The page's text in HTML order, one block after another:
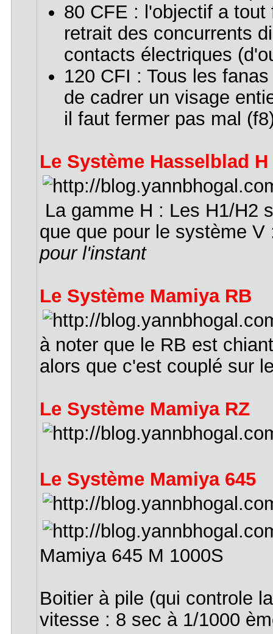
80 CFE : l'objectif a tout
retrait des concurrents
contacts électriques
120 CFI : Tous les
de cadrer un visage
il faut fermer pas mal
Le Système Hasselblad H
La gamme H : Les H1/H2
que que pour le système
pour l'instant
Le Système Mamiya RB
à noter que le RB est
alors que c'est couplé sur
Le Système Mamiya RZ
Le Système Mamiya 645
Mamiya 645 M 1000S
Boitier à pile (qui controle
vitesse : 8 sec à 1/1000